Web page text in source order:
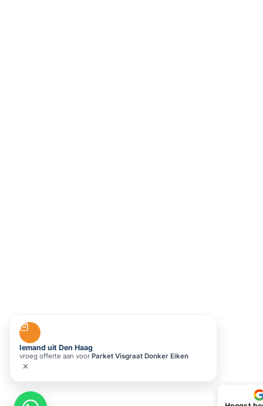
Iemand uit Den Haag
vroeg offerte aan voor Parket Visgraat Donker Eiken